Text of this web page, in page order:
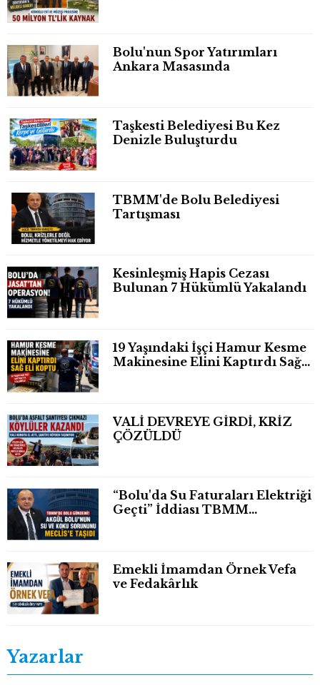
Bolu'nun Spor Yatırımları
Ankara Masasında
Taşkesti Belediyesi Bu Kez
Denizle Buluşturdu
TBMM'de Bolu Belediyesi
Tartışması
Kesinleşmiş Hapis Cezası
Bulunan 7 Hükümlü Yakalandı
19 Yaşındaki İşçi Hamur Kesme
Makinesine Elini Kaptırdı Sağ
VALİ DEVREYE GİRDİ, KRİZ
ÇÖZÜLDÜ
“Bolu'da Su Faturaları Elektriği
Geçti” İddiası TBMM
Emekli İmamdan Örnek Vefa
ve Fedakârlık
Yazarlar